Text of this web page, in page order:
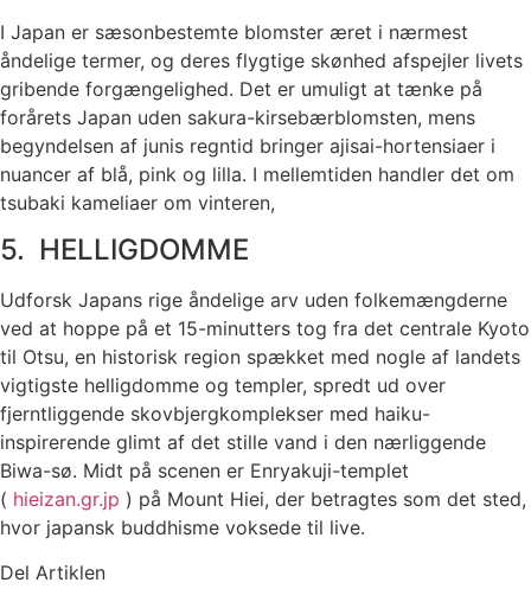
I Japan er sæsonbestemte blomster æret i nærmest
åndelige termer, og deres flygtige skønhed afspejler livets
gribende forgængelighed. Det er umuligt at tænke på
forårets Japan uden sakura-kirsebærblomsten, mens
begyndelsen af ​​junis regntid bringer ajisai-hortensiaer i
nuancer af blå, pink og lilla. I mellemtiden handler det om
tsubaki kameliaer om vinteren,
5. HELLIGDOMME
Udforsk Japans rige åndelige arv uden folkemængderne
ved at hoppe på et 15-minutters tog fra det centrale Kyoto
til Otsu, en historisk region spækket med nogle af landets
vigtigste helligdomme og templer, spredt ud over
fjerntliggende skovbjergkomplekser med haiku-
inspirerende glimt af det stille vand i den nærliggende
Biwa-sø. Midt på scenen er Enryakuji-templet
( hieizan.gr.jp ) på Mount Hiei, der betragtes som det sted,
hvor japansk buddhisme voksede til live.
Del Artiklen